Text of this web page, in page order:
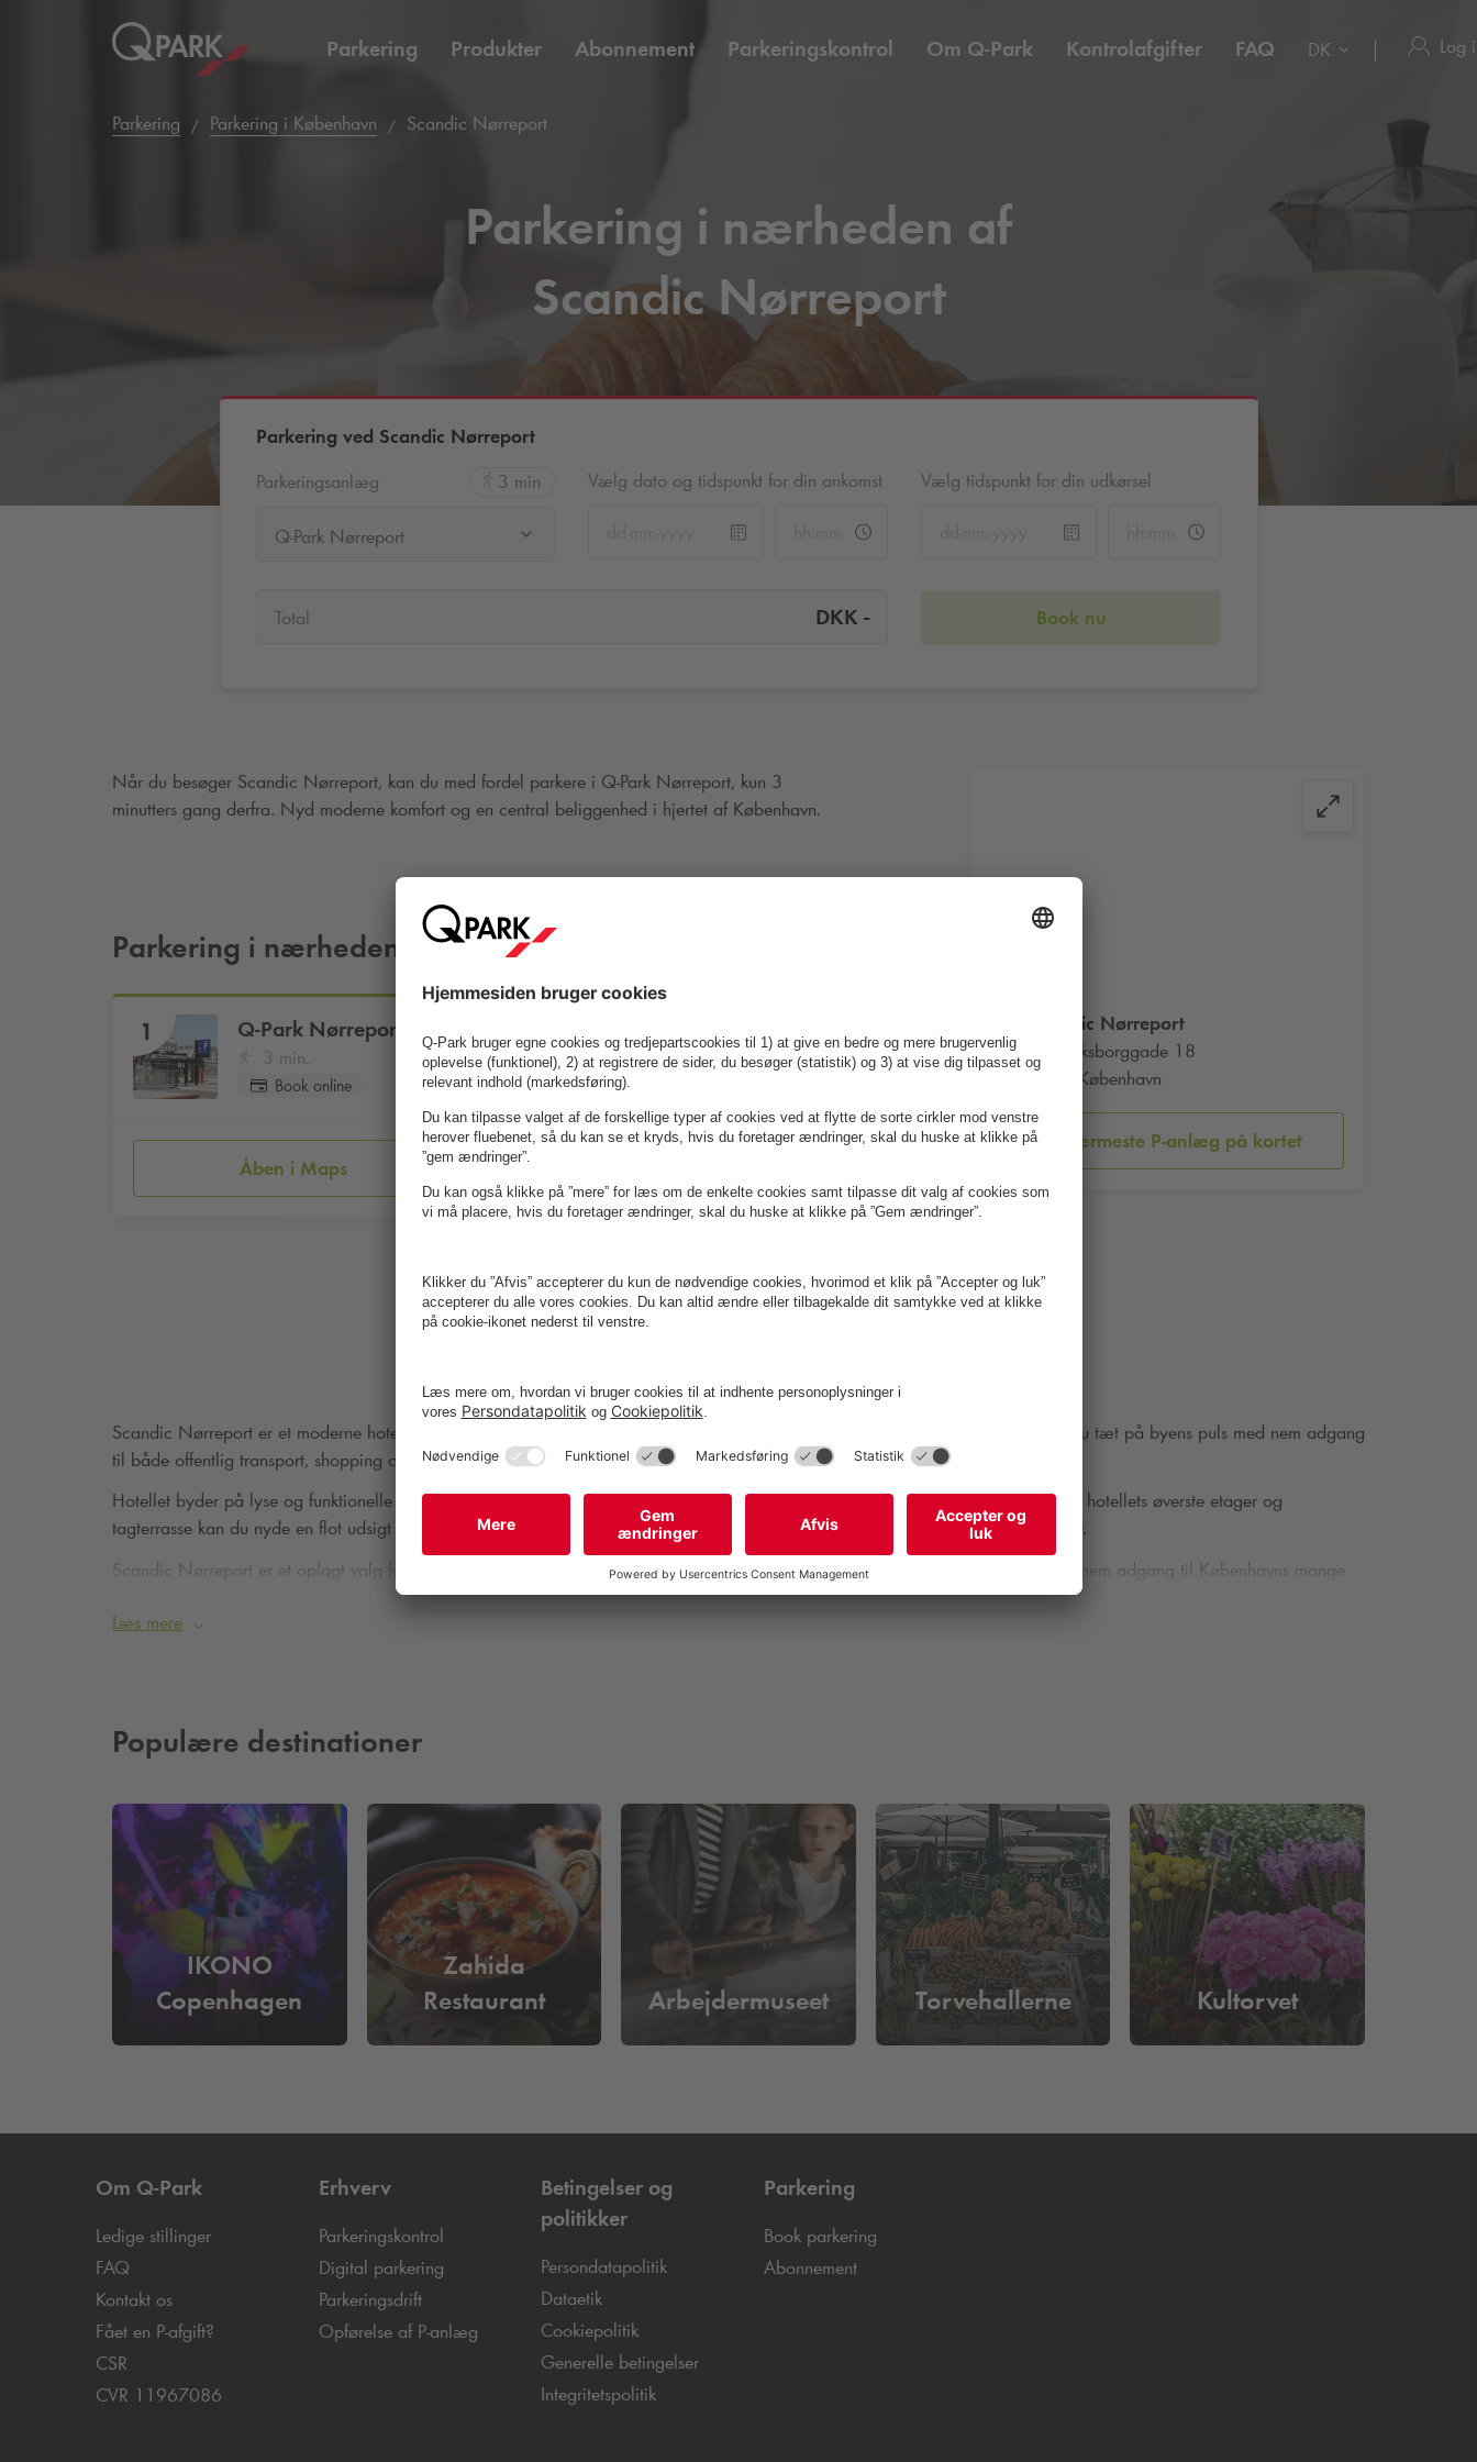
Parkering Produkter Abonnement Parkeringskontrol Om Q-Park Kontrolafgifter FAQ DK Log
Parkering Parkering i København Scandic Nørreport
Parkering i nærheden af
Scandic Nørreport
Parkering ved Scandic Nørreport
Parkeringsanlæg
3 min
Q-Park Nørreport
Vælg dato og tidspunkt for din ankomst Vælg tidspunkt for din udkørsel
Total DKK - Book nu
Scandic Nørreport
Frederiksborggade 18
1360 København
Vis nærmeste P-anlæg på kortet
Når du besøger Scandic Nørreport, kan du med fordel parkere i Q-Park Nørreport, kun 3
minutters gang derfra. Nyd moderne komfort og en central beliggenhed i hjertet af København.
Parkering i nærheden af Scandic Nørreport
1 Q-Park Nørreport
3 min.
Book online
Mere info
Åben i Maps
Scandic Nørreport er et moderne hotel med en attraktiv beliggenhed lige ved Nørreport Station i hjertet af København. Her bor du tæt på byens puls med nem adgang
til både offentlig transport, shopping og kulturelle oplevelser.
Hotellet byder på lyse og funktionelle værelser indrettet i en stilren nordisk æstetik, hvor komfort og enkelhed går hånd i hånd. Fra hotellets øverste etager og
tagterrasse kan du nyde en flot udsigt over byen, og de hyggelige fællesområder indbyder til både afslapning og uformelle møder.
Scandic Nørreport er et oplagt valg for både ferie- og forretningsrejsende, der ønsker en central base med moderne faciliteter og nem adgang til Københavns mange
Læs mere
Populære destinationer
IKONO
Copenhagen
Zahida
Restaurant
Arbejdermuseet Torvehallerne Kultorvet
Om Q-Park
Ledige stillinger
FAQ
Kontakt os
Fået en P-afgift?
CSR
CVR 11967086
Erhverv
Parkeringskontrol
Digital parkering
Parkeringsdrift
Opførelse af P-anlæg
Betingelser og
politikker
Persondatapolitik
Dataetik
Cookiepolitik
Generelle betingelser
Integritetspolitik
Parkering
Book parkering
Abonnement